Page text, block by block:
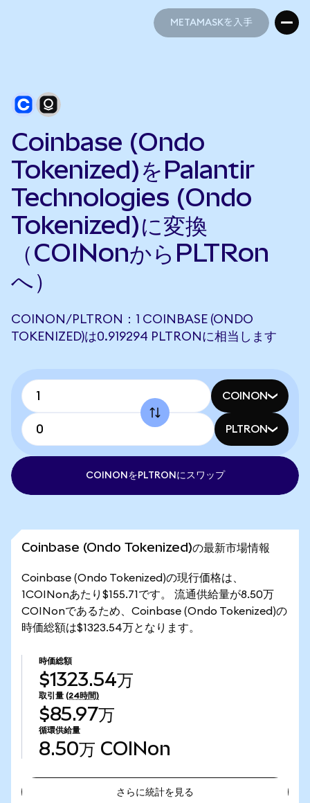
METAMASKを入手
Coinbase (Ondo
Tokenized)をPalantir
Technologies (Ondo
Tokenized)に変換
（COINonからPLTRon
へ）
COINON/PLTRON：1 COINBASE (ONDO
TOKENIZED)は0.919294 PLTRONに相当します
COINON
PLTRON
COINONをPLTRONにスワップ
Coinbase (Ondo Tokenized)の最新市場情報
Coinbase (Ondo Tokenized)の現行価格は、
1COINonあたり$155.71です。 流通供給量が8.50万
COINonであるため、Coinbase (Ondo Tokenized)の
時価総額は$1323.54万となります。
時価総額
$1323.54万
取引量 (24時間)
$85.97万
循環供給量
8.50万 COINon
さらに統計を見る